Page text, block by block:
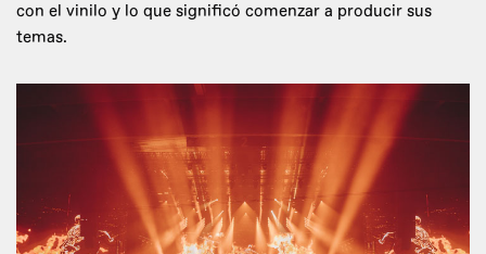
con el vinilo y lo que significó comenzar a producir sus
temas.